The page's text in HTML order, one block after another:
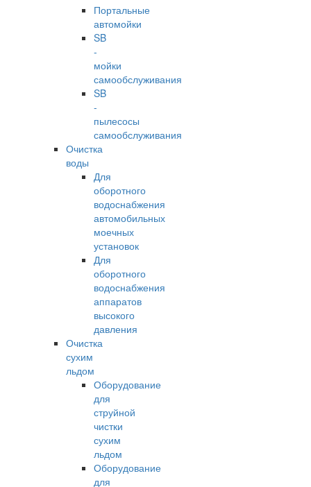
Портальные
автомойки
SB
-
мойки
самообслуживания
SB
-
пылесосы
самообслуживания
Очистка
воды
Для
оборотного
водоснабжения
автомобильных
моечных
установок
Для
оборотного
водоснабжения
аппаратов
высокого
давления
Очистка
сухим
льдом
Оборудование
для
струйной
чистки
сухим
льдом
Оборудование
для